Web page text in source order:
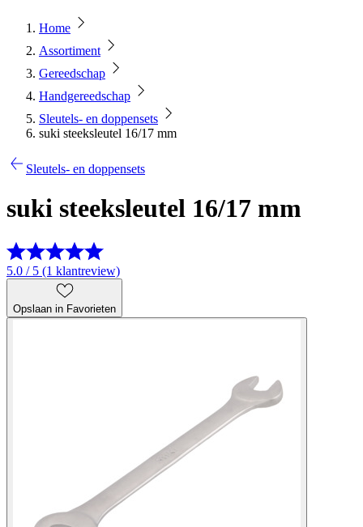
Home
Assortiment
Gereedschap
Handgereedschap
Sleutels- en doppensets
suki steeksleutel 16/17 mm
Sleutels- en doppensets
suki steeksleutel 16/17 mm
5.0 / 5 (1 klantreview)
Opslaan in Favorieten